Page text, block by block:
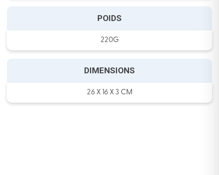
POIDS
220G
DIMENSIONS
26 X 16 X 3 CM